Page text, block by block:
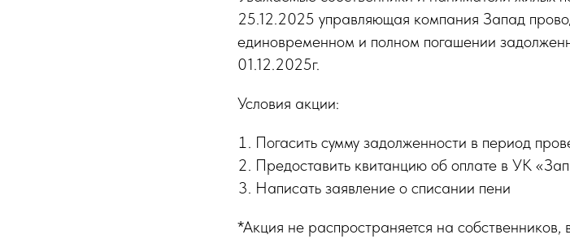
25.12.2025 управляющая компания Запад
единовременном и полном погашении
01.12.2025г.
Условия акции:
Погасить сумму задолженности в период
Предоставить квитанцию об оплате в УК
Написать заявление о списании пени
*Акция не распространяется на